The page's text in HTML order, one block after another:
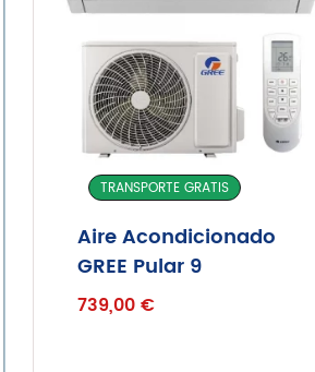
TRANSPORTE GRATIS
Aire Acondicionado
GREE Pular 9
739,00€